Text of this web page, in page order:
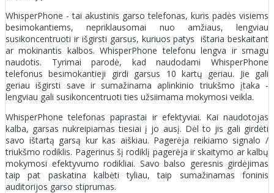
WhisperPhone - tai akustinis garso telefonas, kuris padės visiems
besimokantiems, nepriklausomai nuo amžiaus, lengviau
susikoncentruoti ir išgirsti garsus, kuriuos patys ištaria beskaitant
ar mokinantis kalbos. WhisperPhone telefonu lengva ir smagu
naudotis. Tyrimai parodė, kad naudodami WhisperPhone
telefonus besimokantieji girdi garsus 10 kartų geriau. Jie gali
geriau išgirsti save ir sumažinama aplinkinio triukšmo įtaka -
lengviau gali susikoncentruoti ties užsiimama mokymosi veikla.
WhisperPhone telefonas paprastai ir efektyviai. Kai naudotojas
kalba, garsas nukreipiamas tiesiai į jo ausį. Dėl to jis gali girdėti
savo ištartą garsą kur kas aiškiau. Pagerėja reikiamo signalo /
triukšmo rodiklis. Pagerinus šį rodiklį pagerėja ir skaitymo ar kalbų
mokymosi efektyvumo rodikliai. Savo balso geresnis girdėjimas
taip pat paskatina kalbėti tyliau, taip sumažinamas foninis
auditorijos garso stiprumas.